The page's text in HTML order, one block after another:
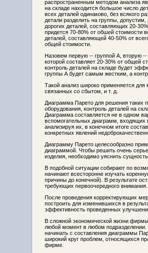
распространенным методом анализа
на складе находится большое число
всех деталей одинаково, без всякого
детали разделить на группы,
дорогих деталей, составляющих 20-
придется 70-80% от обшей стоимости
деталей, составляющей 40-50% от
общей стоимости.
Назовем первую -- группой А, вторую
которой составляет 20-30% от общей
контроль деталей на складе будет
группы А будет самым жестким, а
Такой анализ широко применяется
связанных со сбытом, и т. д.
Диаграмма Парето для решения таких
оборудования, контроль деталей на
Диаграмма составляется не в одном
вспомогательных диаграмм, входящих
анализируя их, в конечном итоге
конкретных явлений
Диаграмму Парето целесообразно
диаграммой. Чтобы решить очень
изделия, необходимо уяснить
В подобной ситуации собирают по
начинают всесторонне изучать
причины до конечной). В результате
требующих первоочередного внимания.
После проведения корректирующих
построить для изменившихся в
эффективность проведенных
В сложной экономической жизни
любой момент в любом подразделении.
начинать с составления диаграммы
широкий круг проблем, относящихся
фирме.